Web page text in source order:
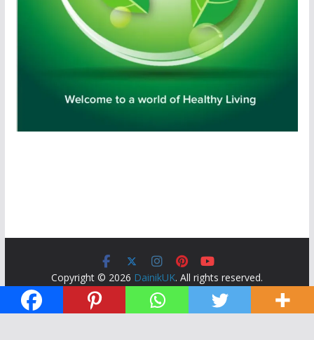
Copyright © 2026 DainikUK. All rights reserved.
Theme:
ColorMag by ThemeGrill. Powered by WordPress.